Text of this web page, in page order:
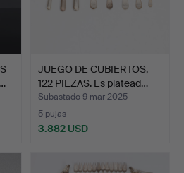
JUEGO DE CUBIERTOS,
122 PIEZAS. Es platead…
Subastado 9 mar 2025
5 pujas
3.882 USD